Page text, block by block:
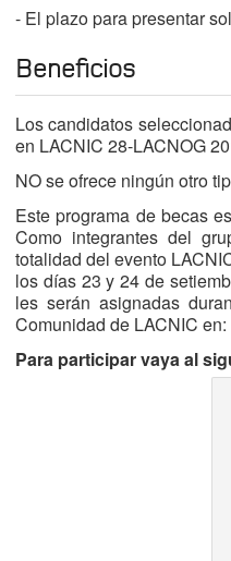
- El plazo para presentar
Beneficios
Los candidatos
en LACNIC 28-LACNOG
NO se ofrece ningún otro
Este programa de becas
Como integrantes del
totalidad del evento
los días 23 y 24 de
les serán asignadas
Comunidad de LACNIC en:
Para participar vaya al